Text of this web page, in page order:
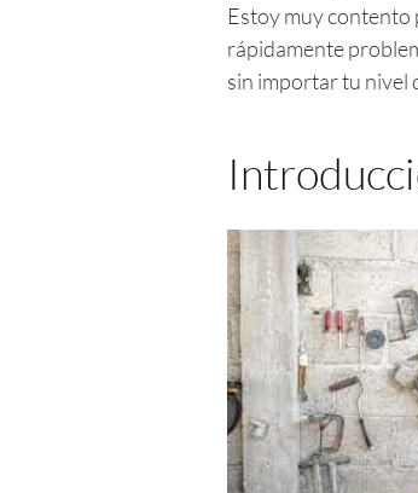
Estoy muy
rápidamente
sin importar tu nivel